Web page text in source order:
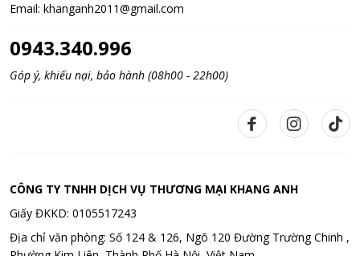
Email: khanganh2011@gmail.com
0943.340.996
Góp ý, khiếu nại, bảo hành (08h00 - 22h00)
CÔNG TY TNHH DỊCH VỤ THƯƠNG MẠI KHANG ANH
Giấy ĐKKD: 0105517243
Địa chỉ văn phòng: Số 124 & 126, Ngõ 120 Đường Trường Chinh ,